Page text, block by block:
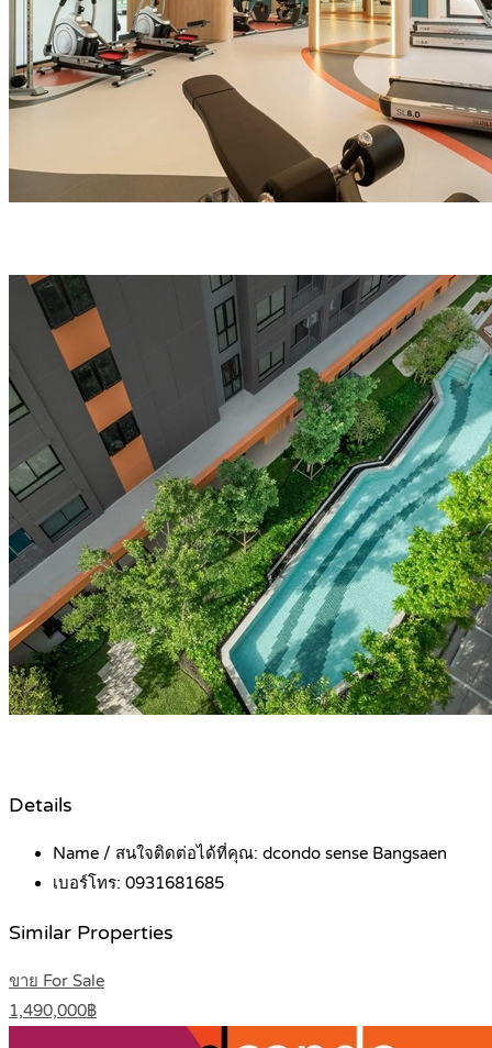
Details
Name / สนใจติดต่อได้ที่คุณ: dcondo sense Bangsaen
เบอร์โทร: 0931681685
Similar Properties
ขาย For Sale
1,490,000฿